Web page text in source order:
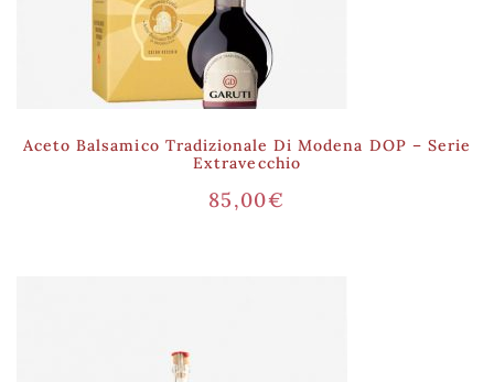
Aceto Balsamico Tradizionale Di Modena DOP – Serie
Extravecchio
85,00€